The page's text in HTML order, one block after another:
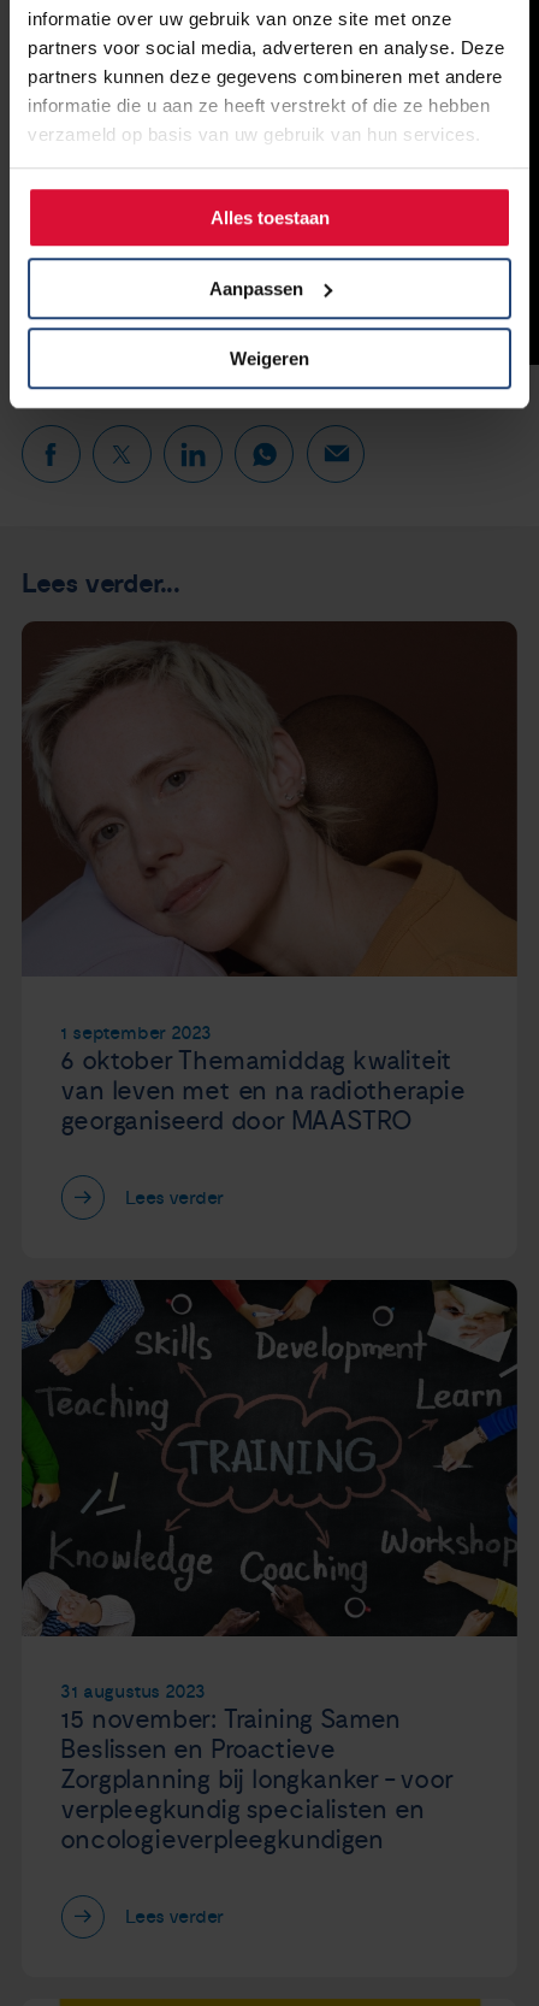
informatie over uw gebruik van onze site met onze
partners voor social media, adverteren en analyse. Deze
partners kunnen deze gegevens combineren met andere
informatie die u aan ze heeft verstrekt of die ze hebben
verzameld op basis van uw gebruik van hun services.
Alles toestaan
Aanpassen
Weigeren
Lees verder...
1 september 2023
6 oktober Themamiddag kwaliteit
van leven met en na radiotherapie
georganiseerd door MAASTRO
Lees verder
31 augustus 2023
15 november: Training Samen
Beslissen en Proactieve
Zorgplanning bij longkanker - voor
verpleegkundig specialisten en
oncologieverpleegkundigen
Lees verder